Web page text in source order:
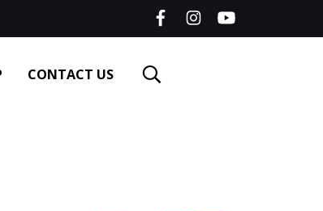
CONTACT US